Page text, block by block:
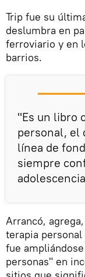
Trip fue su
deslumbra en
ferroviario y en
barrios.
"Es un libro
personal, el
línea de
siempre
Arrancó,
terapia
fue
personas" en